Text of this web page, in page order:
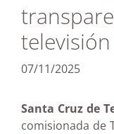
07/11/2025
Santa Cruz de
comisionada de